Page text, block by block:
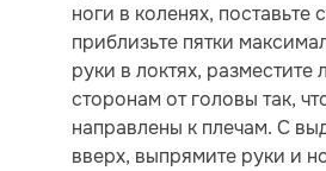
ноги в коленях, поставьте
приблизьте пятки
руки в локтях,
сторонам от головы так,
направлены к плечам. С
вверх, выпрямите руки и